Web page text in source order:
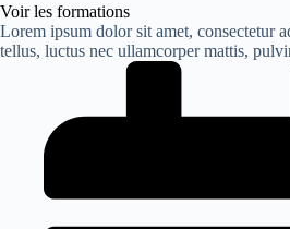
Voir les formations
Lorem ipsum dolor sit amet, consectetur
tellus, luctus nec ullamcorper mattis,